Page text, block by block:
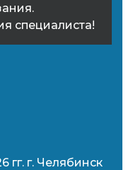
специалиста!
гг. г. Челябинск